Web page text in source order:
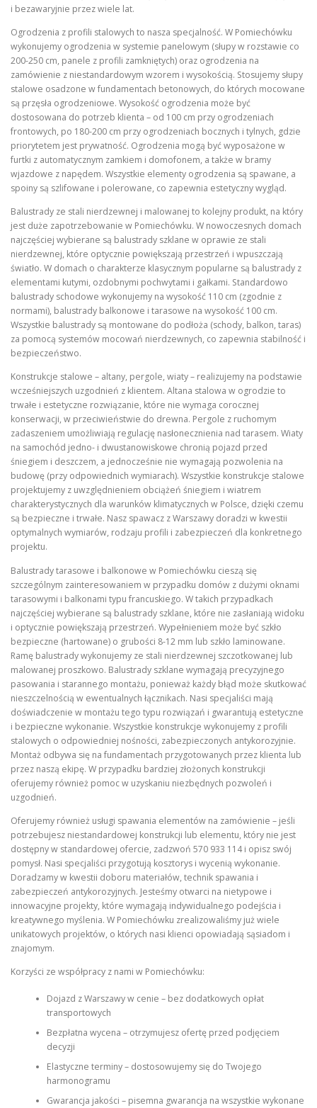
i bezawaryjnie przez wiele lat.
Ogrodzenia z profili stalowych to nasza specjalność. W Pomiechówku
wykonujemy ogrodzenia w systemie panelowym (słupy w rozstawie co
200-250 cm, panele z profili zamkniętych) oraz ogrodzenia na
zamówienie z niestandardowym wzorem i wysokością. Stosujemy słupy
stalowe osadzone w fundamentach betonowych, do których mocowane
są przęsła ogrodzeniowe. Wysokość ogrodzenia może być
dostosowana do potrzeb klienta – od 100 cm przy ogrodzeniach
frontowych, po 180-200 cm przy ogrodzeniach bocznych i tylnych, gdzie
priorytetem jest prywatność. Ogrodzenia mogą być wyposażone w
furtki z automatycznym zamkiem i domofonem, a także w bramy
wjazdowe z napędem. Wszystkie elementy ogrodzenia są spawane, a
spoiny są szlifowane i polerowane, co zapewnia estetyczny wygląd.
Balustrady ze stali nierdzewnej i malowanej to kolejny produkt, na który
jest duże zapotrzebowanie w Pomiechówku. W nowoczesnych domach
najczęściej wybierane są balustrady szklane w oprawie ze stali
nierdzewnej, które optycznie powiększają przestrzeń i wpuszczają
światło. W domach o charakterze klasycznym popularne są balustrady z
elementami kutymi, ozdobnymi pochwytami i gałkami. Standardowo
balustrady schodowe wykonujemy na wysokość 110 cm (zgodnie z
normami), balustrady balkonowe i tarasowe na wysokość 100 cm.
Wszystkie balustrady są montowane do podłoża (schody, balkon, taras)
za pomocą systemów mocowań nierdzewnych, co zapewnia stabilność i
bezpieczeństwo.
Konstrukcje stalowe – altany, pergole, wiaty – realizujemy na podstawie
wcześniejszych uzgodnień z klientem. Altana stalowa w ogrodzie to
trwałe i estetyczne rozwiązanie, które nie wymaga corocznej
konserwacji, w przeciwieństwie do drewna. Pergole z ruchomym
zadaszeniem umożliwiają regulację nasłonecznienia nad tarasem. Wiaty
na samochód jedno- i dwustanowiskowe chronią pojazd przed
śniegiem i deszczem, a jednocześnie nie wymagają pozwolenia na
budowę (przy odpowiednich wymiarach). Wszystkie konstrukcje stalowe
projektujemy z uwzględnieniem obciążeń śniegiem i wiatrem
charakterystycznych dla warunków klimatycznych w Polsce, dzięki czemu
są bezpieczne i trwałe. Nasz spawacz z Warszawy doradzi w kwestii
optymalnych wymiarów, rodzaju profili i zabezpieczeń dla konkretnego
projektu.
Balustrady tarasowe i balkonowe w Pomiechówku cieszą się
szczególnym zainteresowaniem w przypadku domów z dużymi oknami
tarasowymi i balkonami typu francuskiego. W takich przypadkach
najczęściej wybierane są balustrady szklane, które nie zasłaniają widoku
i optycznie powiększają przestrzeń. Wypełnieniem może być szkło
bezpieczne (hartowane) o grubości 8-12 mm lub szkło laminowane.
Ramę balustrady wykonujemy ze stali nierdzewnej szczotkowanej lub
malowanej proszkowo. Balustrady szklane wymagają precyzyjnego
pasowania i starannego montażu, ponieważ każdy błąd może skutkować
nieszczelnością w ewentualnych łącznikach. Nasi specjaliści mają
doświadczenie w montażu tego typu rozwiązań i gwarantują estetyczne
i bezpieczne wykonanie. Wszystkie konstrukcje wykonujemy z profili
stalowych o odpowiedniej nośności, zabezpieczonych antykorozyjnie.
Montaż odbywa się na fundamentach przygotowanych przez klienta lub
przez naszą ekipę. W przypadku bardziej złożonych konstrukcji
oferujemy również pomoc w uzyskaniu niezbędnych pozwoleń i
uzgodnień.
Oferujemy również usługi spawania elementów na zamówienie – jeśli
potrzebujesz niestandardowej konstrukcji lub elementu, który nie jest
dostępny w standardowej ofercie, zadzwoń 570 933 114 i opisz swój
pomysł. Nasi specjaliści przygotują kosztorys i wycenią wykonanie.
Doradzamy w kwestii doboru materiałów, technik spawania i
zabezpieczeń antykorozyjnych. Jesteśmy otwarci na nietypowe i
innowacyjne projekty, które wymagają indywidualnego podejścia i
kreatywnego myślenia. W Pomiechówku zrealizowaliśmy już wiele
unikatowych projektów, o których nasi klienci opowiadają sąsiadom i
znajomym.
Korzyści ze współpracy z nami w Pomiechówku:
Dojazd z Warszawy w cenie – bez dodatkowych opłat
transportowych
Bezpłatna wycena – otrzymujesz ofertę przed podjęciem
decyzji
Elastyczne terminy – dostosowujemy się do Twojego
harmonogramu
Gwarancja jakości – pisemna gwarancja na wszystkie wykonane